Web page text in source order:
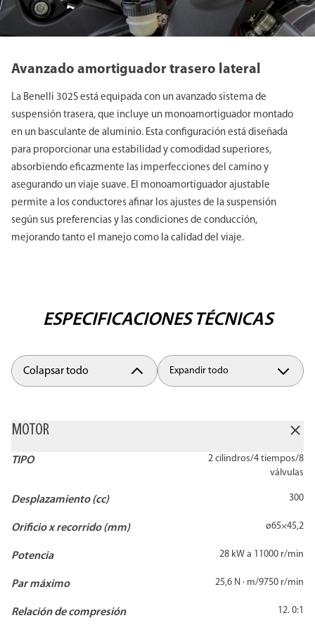
Avanzado amortiguador trasero lateral
La Benelli 302S está equipada con un avanzado sistema de
suspensión trasera, que incluye un monoamortiguador montado
en un basculante de aluminio. Esta configuración está diseñada
para proporcionar una estabilidad y comodidad superiores,
absorbiendo eficazmente las imperfecciones del camino y
asegurando un viaje suave. El monoamortiguador ajustable
permite a los conductores afinar los ajustes de la suspensión
según sus preferencias y las condiciones de conducción,
mejorando tanto el manejo como la calidad del viaje.
ESPECIFICACIONES TÉCNICAS
Colapsar todo Expandir todo
MOTOR
TIPO
2 cilindros/4 tiempos/8
válvulas
Desplazamiento (cc) 300
Orificio x recorrido (mm) ø65×45,2
Potencia 28 kW a 11000 r/min
Par máximo 25,6 N · m/9750 r/min
Relación de compresión 12. 0:1